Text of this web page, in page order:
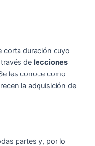
corta duración cuyo
de lecciones
les conoce como
la adquisición de
partes y, por lo